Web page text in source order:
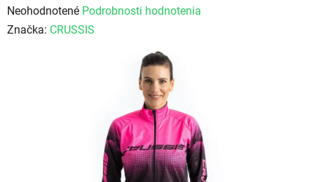
Priemerné hodnotenie produktu je 0,0 z 5 hviezdičiek.
Neohodnotené Podrobnosti hodnotenia
Značka: CRUSSIS